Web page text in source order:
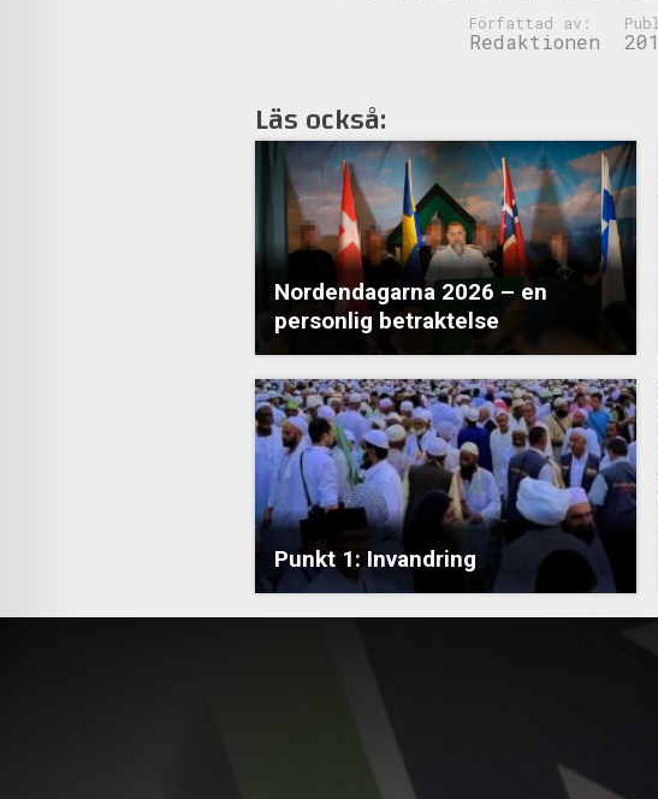
Författad av:
Redaktionen
Läs också:
Nordendagarna 2026 – en
personlig betraktelse
Punkt 1: Invandring